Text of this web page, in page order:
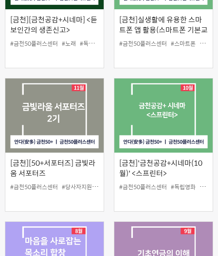
[금천][금천공감+시네마] <듣
보인간의 생존신고>
#금천50플러스센터 #노래 #독립영화 #무료상영 #이승윤 #인생설계
[금천]실생활에 유용한 스마
트폰 앱 활용(스마트폰 기본교
실)
#금천50플러스센터 #스마트폰 #앱활
[금천][50+서포터즈] 금빛라
움 서포터즈
#금천50플러스센터 #당사자지원 #홍보서포터즈
[금천]'금천공감+시네마(10
월)' <스프린터>
#금천50플러스센터 #독립영화 #무료